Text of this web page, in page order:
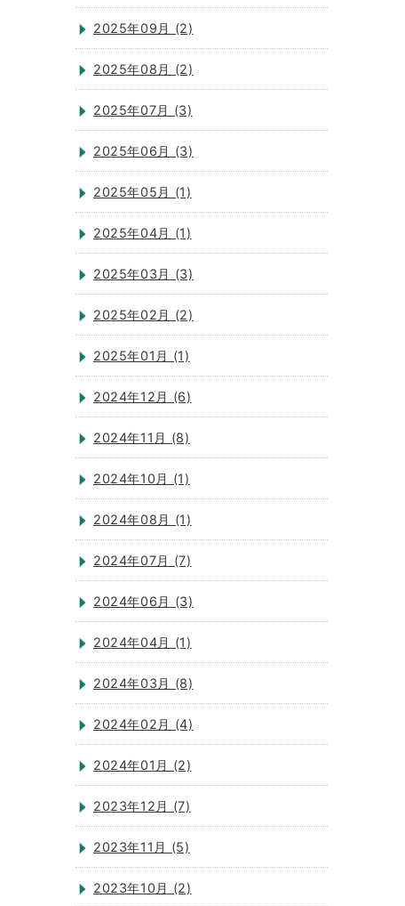
2025年09月 (2)
2025年08月 (2)
2025年07月 (3)
2025年06月 (3)
2025年05月 (1)
2025年04月 (1)
2025年03月 (3)
2025年02月 (2)
2025年01月 (1)
2024年12月 (6)
2024年11月 (8)
2024年10月 (1)
2024年08月 (1)
2024年07月 (7)
2024年06月 (3)
2024年04月 (1)
2024年03月 (8)
2024年02月 (4)
2024年01月 (2)
2023年12月 (7)
2023年11月 (5)
2023年10月 (2)